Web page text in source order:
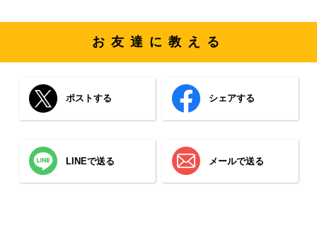
お友達に教える
ポストする シェアする
LINEで送る メールで送る